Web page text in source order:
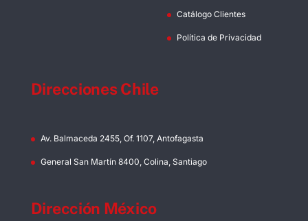
Catálogo Clientes
Política de Privacidad
Direcciones Chile
Av. Balmaceda 2455, Of. 1107, Antofagasta
General San Martín 8400, Colina, Santiago
Dirección México